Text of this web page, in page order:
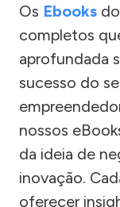
Os Ebooks
completos
aprofundada
sucesso do
nossos
da ideia de
inovação.
oferecer